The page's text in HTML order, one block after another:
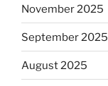
November 2025
September 2025
August 2025